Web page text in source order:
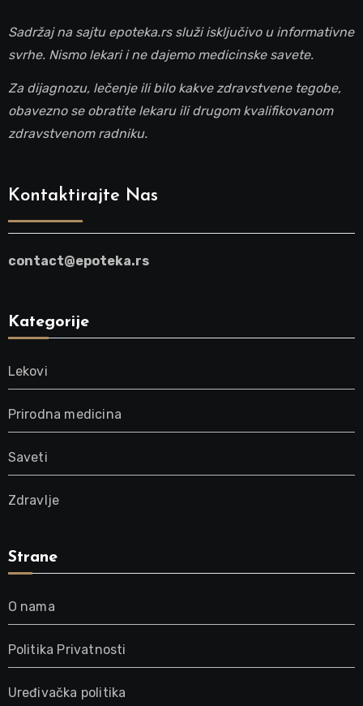
Sadržaj na sajtu epoteka.rs služi isključivo u informativne
svrhe. Nismo lekari i ne dajemo medicinske savete.
Za dijagnozu, lečenje ili bilo kakve zdravstvene tegobe,
obavezno se obratite lekaru ili drugom kvalifikovanom
zdravstvenom radniku.
Kontaktirajte Nas
contact@epoteka.rs
Kategorije
Lekovi
Prirodna medicina
Saveti
Zdravlje
Strane
O nama
Politika Privatnosti
Uređivačka politika